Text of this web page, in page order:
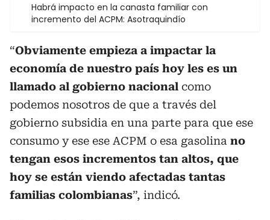
Habrá impacto en la canasta familiar con
incremento del ACPM: Asotraquindío
“Obviamente empieza a impactar la
economía de nuestro país hoy les es un
llamado al gobierno nacional como
podemos nosotros de que a través del
gobierno subsidia en una parte para que ese
consumo y ese ese ACPM o esa gasolina no
tengan esos incrementos tan altos, que
hoy se están viendo afectadas tantas
familias colombianas”, indicó.